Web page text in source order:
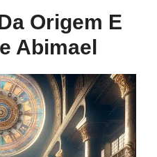
Origem E
Abimael